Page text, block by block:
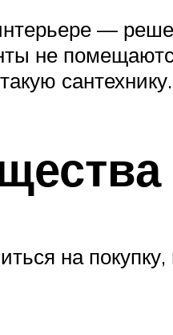
—
не
сантехнику.
на